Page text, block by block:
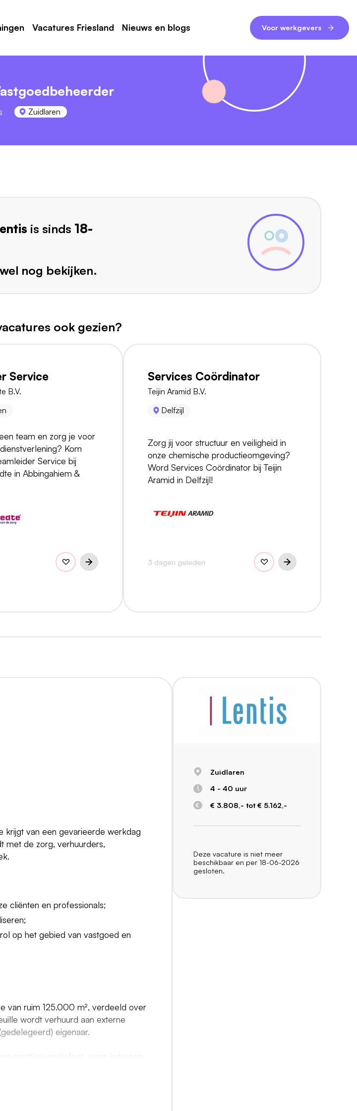
Vacatures Friesland Nieuws en blogs Voor werkgevers
Zuidlaren
is sinds 18-
nog bekijken.
ook gezien?
Service
B.V.
team en zorg je voor
Kom
Service bij
in Abbingahiem &
Services Coördinator
Teijin Aramid B.V.
Delfzijl
Zorg jij voor structuur en veiligheid in
onze chemische productieomgeving?
Word Services Coördinator bij Teijin
Aramid in Delfzijl!
3 dagen geleden
krijgt van een gevarieerde werkdag
met de zorg, verhuurders,
cliënten en professionals;
op het gebied van vastgoed en
van ruim 125.000 m², verdeeld over
wordt verhuurd aan externe
eigenaar.
prettige werksfeer, waar iedereen
en goed kunnen
Zuidlaren
4 - 40 uur
€ 3.808,- tot € 5.162,-
Deze vacature is niet meer
beschikbaar en per 18-06-2026
gesloten.